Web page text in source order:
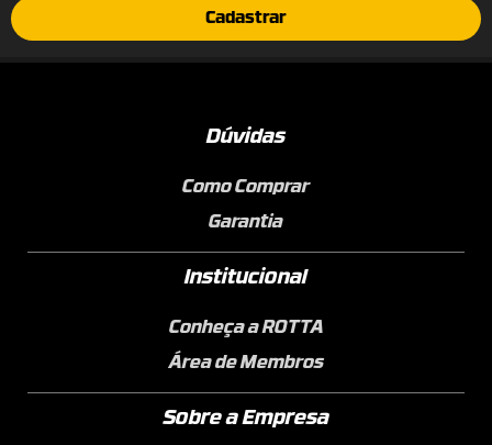
Cadastrar
Dúvidas
Como Comprar
Garantia
Institucional
Conheça a ROTTA
Área de Membros
Sobre a Empresa